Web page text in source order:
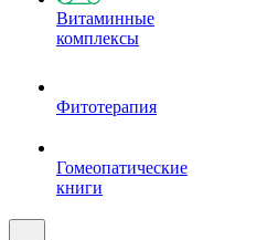
Витаминные
комплексы
Фитотерапия
Гомеопатические
книги